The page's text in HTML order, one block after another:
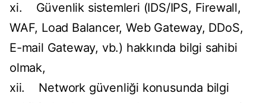
xi. Güvenlik sistemleri (IDS/IPS, Firewall,
WAF, Load Balancer, Web Gateway, DDoS,
E-mail Gateway, vb.) hakkında bilgi sahibi
olmak,
xii. Network güvenliği konusunda bilgi